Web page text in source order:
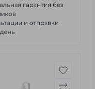
гарантия без
и отправки